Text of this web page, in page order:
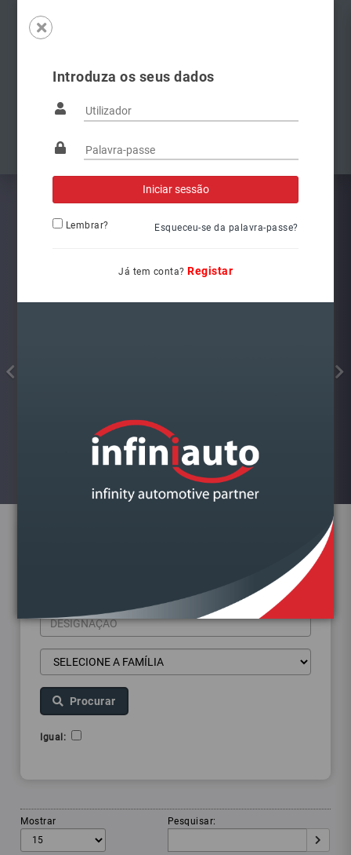
Introduza os seus dados
Lembrar? Esqueceu-se da palavra-passe?
Já tem conta? Registar
Famílias
Visualizar
Procurar
Igual:
Mostrar Pesquisar: